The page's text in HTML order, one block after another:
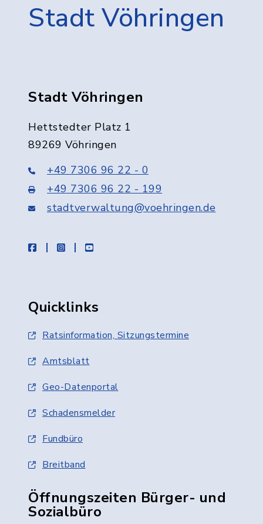
Stadt Vöhringen
Stadt Vöhringen
Hettstedter Platz 1
89269 Vöhringen
+49 7306 96 22 - 0
+49 7306 96 22 - 199
stadtverwaltung@voehringen.de
facebookinstagramyoutube
Quicklinks
Ratsinformation, Sitzungstermine
Amtsblatt
Geo-Datenportal
Schadensmelder
Fundbüro
Breitband
Öffnungszeiten Bürger- und
Sozialbüro